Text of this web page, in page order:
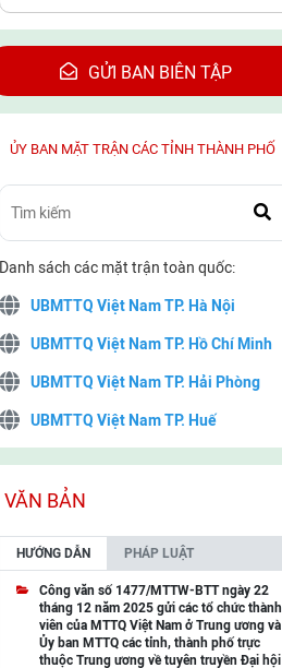
GỬI BAN BIÊN TẬP
ỦY BAN MẶT TRẬN CÁC TỈNH THÀNH PHỐ
Danh sách các mặt trận toàn quốc:
UBMTTQ Việt Nam TP. Hà Nội
UBMTTQ Việt Nam TP. Hồ Chí Minh
UBMTTQ Việt Nam TP. Hải Phòng
UBMTTQ Việt Nam TP. Huế
UBMTTQ Việt Nam TP. Cần Thơ
UBMTTQ Việt Nam tỉnh Quảng Ninh
UBMTTQ Việt Nam tỉnh Cao Bằng
UBMTTQ Việt Nam tỉnh Lạng Sơn
UBMTTQ Việt Nam tỉnh Lai Châu
VĂN BẢN
HƯỚNG DẪN PHÁP LUẬT
Công văn số 1477/MTTW-BTT ngày 22
tháng 12 năm 2025 gửi các tổ chức thành
viên của MTTQ Việt Nam ở Trung ương và
Ủy ban MTTQ các tỉnh, thành phố trực
thuộc Trung ương về tuyên truyền Đại hội